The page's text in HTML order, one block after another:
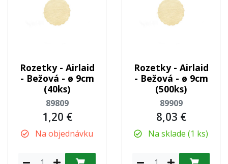
Rozetky - Airlaid
- Bežová - ø 9cm
(40ks)
89809
1,20 €
Na objednávku
Rozetky - Airlaid
- Bežová - ø 9cm
(500ks)
89909
8,03 €
Na sklade (1 ks)